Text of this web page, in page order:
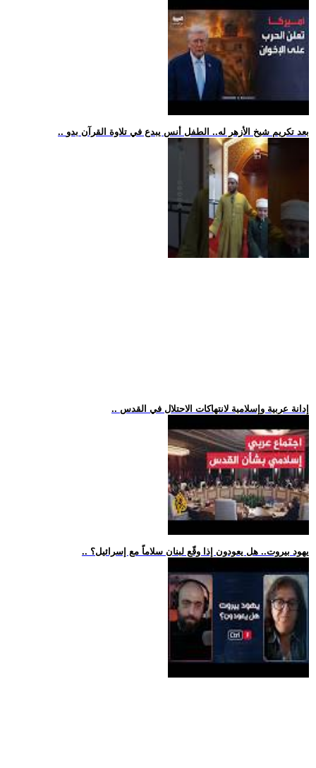
.. بعد تكريم شيخ الأزهر له.. الطفل أنس يبدع في تلاوة القرآن بدو
.. إدانة عربية وإسلامية لانتهاكات الاحتلال في القدس
.. يهود بيروت.. هل يعودون إذا وقّع لبنان سلاماً مع إسرائيل؟